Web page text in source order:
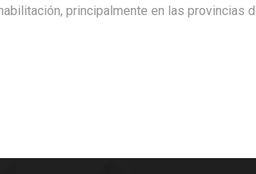
principalmente en las provincias